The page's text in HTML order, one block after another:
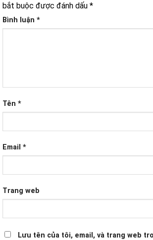
bắt buộc được đánh dấu *
Bình luận *
Tên *
Email *
Trang web
Lưu tên của tôi, email, và trang web